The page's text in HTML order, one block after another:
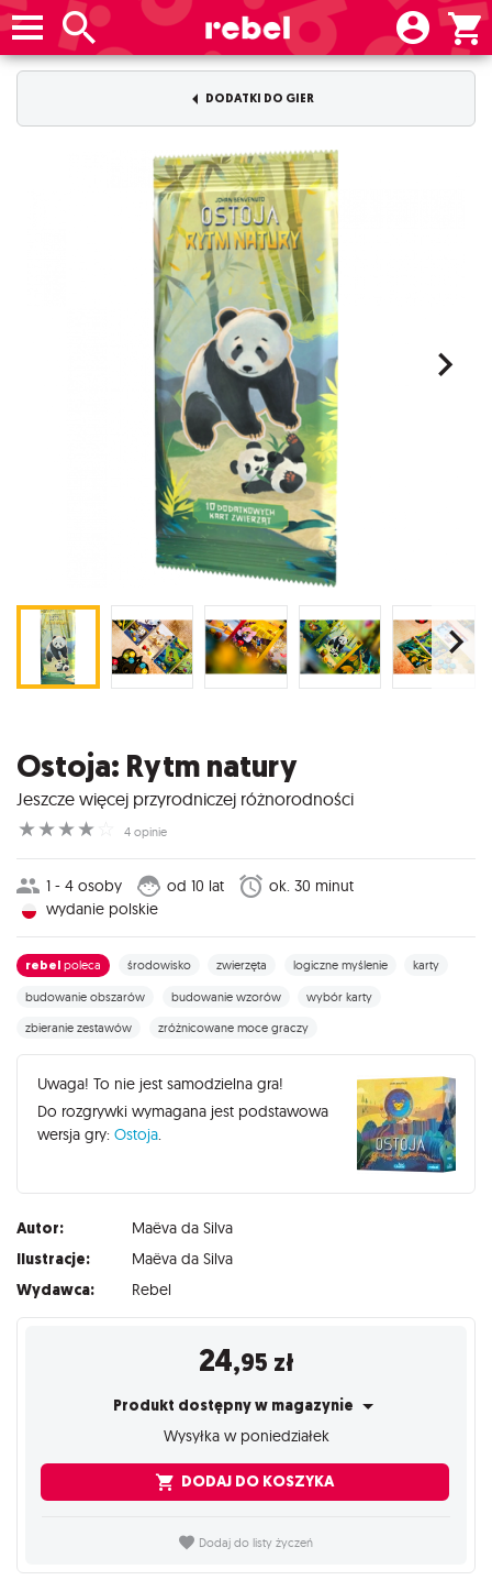
DODATKI DO GIER
Ostoja: Rytm natury
Jeszcze więcej przyrodniczej różnorodności
☆
☆
☆
☆ 4 opinie
1 - 4 osoby od 10 lat
ok. 30 minut
wydanie polskie
rebel poleca środowisko zwierzęta logiczne myślenie karty
budowanie obszarów budowanie wzorów
wybór karty
zbieranie zestawów
zróżnicowane moce graczy
Uwaga! To nie jest samodzielna gra!
Do rozgrywki wymagana jest podstawowa
wersja gry: Ostoja.
Autor: Maëva da Silva
Ilustracje: Maëva da Silva
Wydawca: Rebel
24,95 zł
Produkt dostępny w magazynie
Wysyłka w poniedziałek
DODAJ DO KOSZYKA
Dodaj do listy życzeń